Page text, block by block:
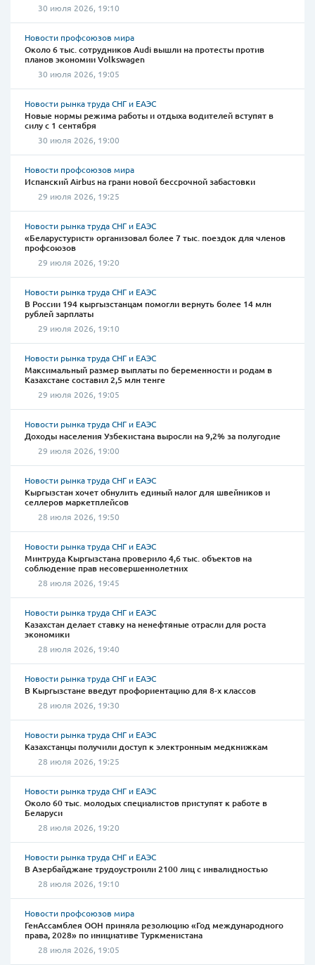
30 июля 2026, 19:10
Новости профсоюзов мира
Около 6 тыс. сотрудников Audi вышли на протесты против
планов экономии Volkswagen
30 июля 2026, 19:05
Новости рынка труда СНГ и ЕАЭС
Новые нормы режима работы и отдыха водителей вступят в
силу с 1 сентября
30 июля 2026, 19:00
Новости профсоюзов мира
Испанский Airbus на грани новой бессрочной забастовки
29 июля 2026, 19:25
Новости рынка труда СНГ и ЕАЭС
«Беларустурист» организовал более 7 тыс. поездок для членов
профсоюзов
29 июля 2026, 19:20
Новости рынка труда СНГ и ЕАЭС
В России 194 кыргызстанцам помогли вернуть более 14 млн
рублей зарплаты
29 июля 2026, 19:10
Новости рынка труда СНГ и ЕАЭС
Максимальный размер выплаты по беременности и родам в
Казахстане составил 2,5 млн тенге
29 июля 2026, 19:05
Новости рынка труда СНГ и ЕАЭС
Доходы населения Узбекистана выросли на 9,2% за полугодие
29 июля 2026, 19:00
Новости рынка труда СНГ и ЕАЭС
Кыргызстан хочет обнулить единый налог для швейников и
селлеров маркетплейсов
28 июля 2026, 19:50
Новости рынка труда СНГ и ЕАЭС
Минтруда Кыргызстана проверило 4,6 тыс. объектов на
соблюдение прав несовершеннолетних
28 июля 2026, 19:45
Новости рынка труда СНГ и ЕАЭС
Казахстан делает ставку на ненефтяные отрасли для роста
экономики
28 июля 2026, 19:40
Новости рынка труда СНГ и ЕАЭС
В Кыргызстане введут профориентацию для 8-х классов
28 июля 2026, 19:30
Новости рынка труда СНГ и ЕАЭС
Казахстанцы получили доступ к электронным медкнижкам
28 июля 2026, 19:25
Новости рынка труда СНГ и ЕАЭС
Около 60 тыс. молодых специалистов приступят к работе в
Беларуси
28 июля 2026, 19:20
Новости рынка труда СНГ и ЕАЭС
В Азербайджане трудоустроили 2100 лиц с инвалидностью
28 июля 2026, 19:10
Новости профсоюзов мира
ГенАссамблея ООН приняла резолюцию «Год международного
права, 2028» по инициативе Туркменистана
28 июля 2026, 19:05